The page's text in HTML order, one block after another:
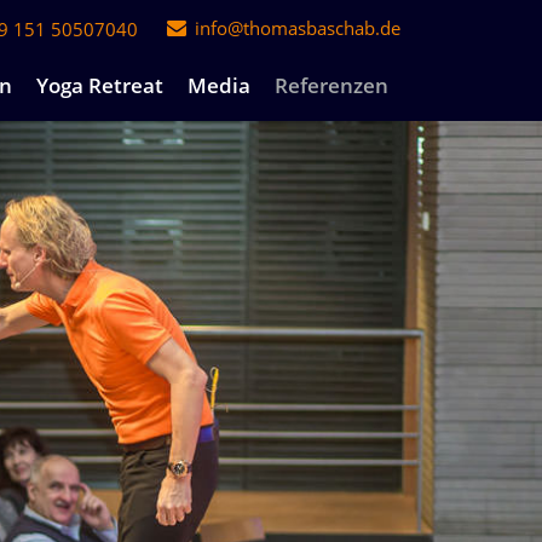
151 50507040 info@thomasbaschab.de
Yoga Retreat Media Referenzen